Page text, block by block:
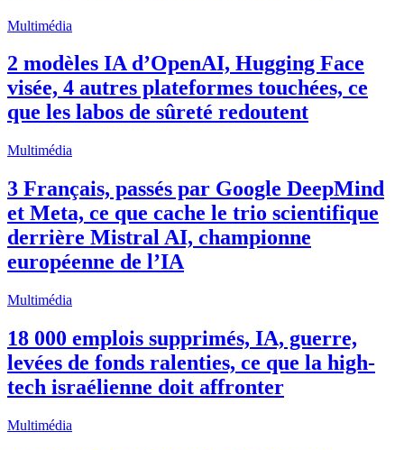
Multimédia
2 modèles IA d’OpenAI, Hugging Face
visée, 4 autres plateformes touchées, ce
que les labos de sûreté redoutent
Multimédia
3 Français, passés par Google DeepMind
et Meta, ce que cache le trio scientifique
derrière Mistral AI, championne
européenne de l’IA
Multimédia
18 000 emplois supprimés, IA, guerre,
levées de fonds ralenties, ce que la high-
tech israélienne doit affronter
Multimédia